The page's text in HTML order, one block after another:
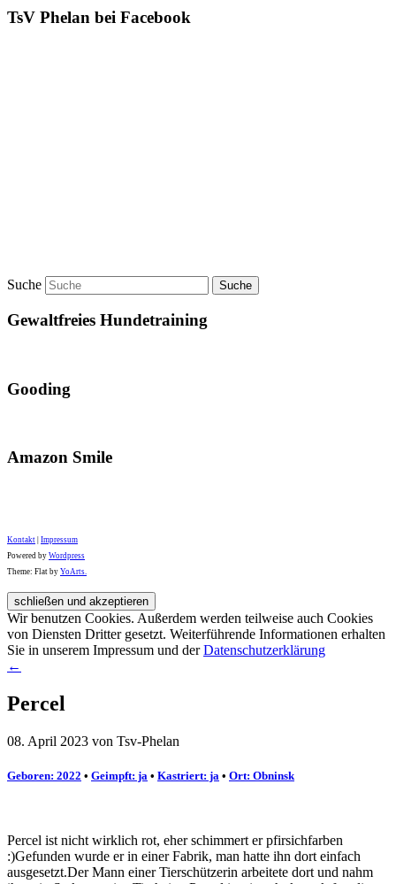
TsV Phelan bei Facebook
Suche
Gewaltfreies Hundetraining
Gooding
Amazon Smile
Kontakt Impressum
Powered by Wordpress
Theme: Flat by YoArts.
Wir benutzen Cookies. Außerdem werden teilweise auch Cookies
von Diensten Dritter gesetzt. Weiterführende Informationen erhalten
Sie in unserem Impressum und derDatenschutzerklärung
←
Percel
08. April 2023 von Tsv-Phelan
Geboren: 2022 • Geimpft: ja • Kastriert: ja • Ort: Obninsk
Percel ist nicht wirklich rot, eher schimmert er pfirsichfarben
:)Gefunden wurde er in einer Fabrik, man hatte ihn dort einfach
ausgesetzt.Der Mann einer Tierschützerin arbeitete dort und nahm